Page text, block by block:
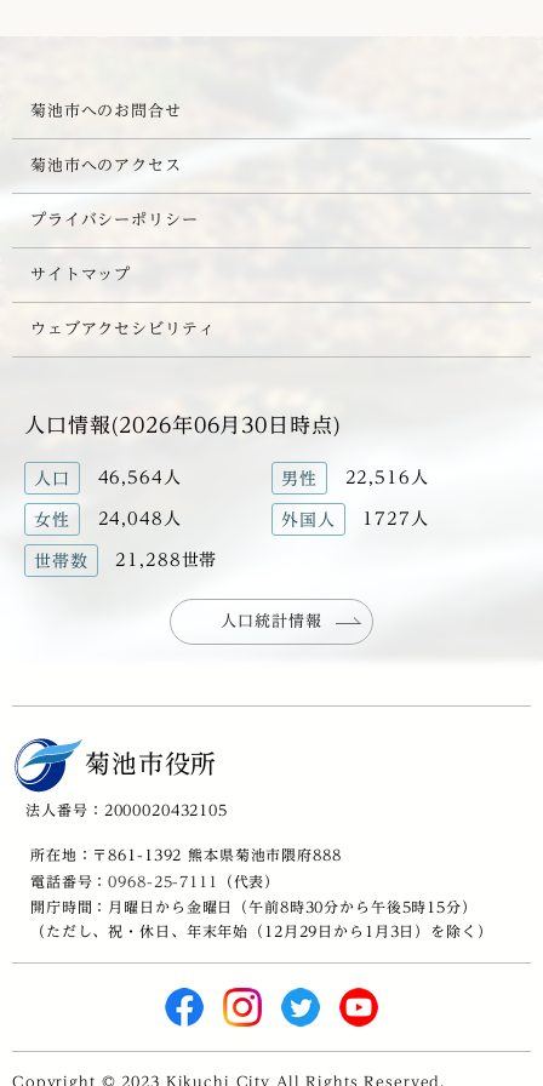
菊池市へのお問合せ
菊池市へのアクセス
プライバシーポリシー
サイトマップ
ウェブアクセシビリティ
人口情報(2026年06月30日時点)
人口 46,564人 男性 22,516人
女性 24,048人 外国人 1727人
世帯数 21,288世帯
人口統計情報
菊池市役所
法人番号：2000020432105
所在地：〒861-1392 熊本県菊池市隈府888
電話番号：0968-25-7111
（代表）
開庁時間：月曜日から金曜日（午前8時30分から午後5時15分）
（ただし、祝・休日、年末年始（12月29日から1月3日）を除く）
Copyright © 2023 Kikuchi City All Rights Reserved.